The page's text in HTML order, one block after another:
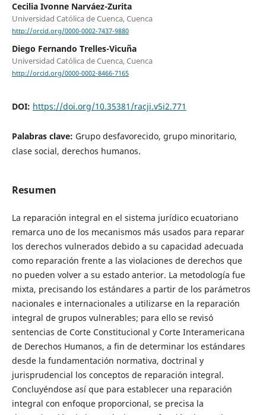
Cecilia Ivonne Narváez-Zurita
Universidad Católica de Cuenca, Cuenca
http://orcid.org/0000-0002-7437-9880
Diego Fernando Trelles-Vicuña
Universidad Católica de Cuenca, Cuenca
http://orcid.org/0000-0002-8466-7165
DOI: https://doi.org/10.35381/racji.v5i2.771
Palabras clave: Grupo desfavorecido, grupo minoritario,
clase social, derechos humanos.
Resumen
La reparación integral en el sistema jurídico ecuatoriano
remarca uno de los mecanismos más usados para reparar
los derechos vulnerados debido a su capacidad adecuada
como reparación frente a las violaciones de derechos que
no pueden volver a su estado anterior. La metodología fue
mixta, precisando los estándares a partir de los parámetros
nacionales e internacionales a utilizarse en la reparación
integral de grupos vulnerables; para ello se revisó
sentencias de Corte Constitucional y Corte Interamericana
de Derechos Humanos, a fin de determinar los estándares
desde la fundamentación normativa, doctrinal y
jurisprudencial los conceptos de reparación integral.
Concluyéndose así que para establecer una reparación
integral con enfoque proporcional, se precisa la